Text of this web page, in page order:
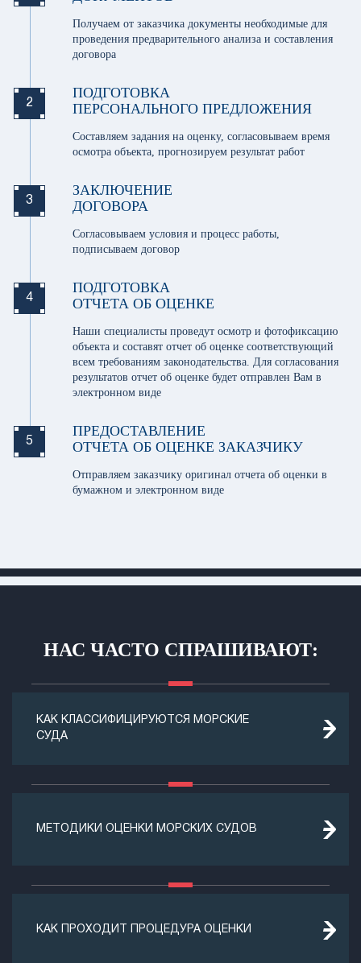
Получаем от заказчика документы необходимые для
проведения предварительного анализа и составления
договора
2
ПОДГОТОВКА
ПЕРСОНАЛЬНОГО ПРЕДЛОЖЕНИЯ
Составляем задания на оценку, согласовываем время
осмотра объекта, прогнозируем результат работ
3
ЗАКЛЮЧЕНИЕ
ДОГОВОРА
Согласовываем условия и процесс работы,
подписываем договор
4
ПОДГОТОВКА
ОТЧЕТА ОБ ОЦЕНКЕ
Наши специалисты проведут осмотр и фотофиксацию
объекта и составят отчет об оценке соответствующий
всем требованиям законодательства. Для согласования
результатов отчет об оценке будет отправлен Вам в
электронном виде
5
ПРЕДОСТАВЛЕНИЕ
ОТЧЕТА ОБ ОЦЕНКЕ ЗАКАЗЧИКУ
Отправляем заказчику оригинал отчета об оценки в
бумажном и электронном виде
НАС ЧАСТО СПРАШИВАЮТ:
КАК КЛАССИФИЦИРУЮТСЯ МОРСКИЕ
СУДА
МЕТОДИКИ ОЦЕНКИ МОРСКИХ СУДОВ
КАК ПРОХОДИТ ПРОЦЕДУРА ОЦЕНКИ